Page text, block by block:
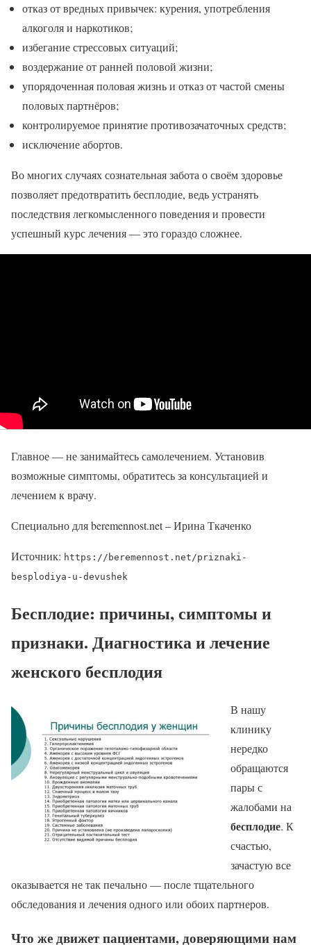
отказ от вредных привычек: курения, употребления
алкоголя и наркотиков;
избегание стрессовых ситуаций;
воздержание от ранней половой жизни;
упорядоченная половая жизнь и отказ от частой смены
половых партнёров;
контролируемое принятие противозачаточных средств;
исключение абортов.
Во многих случаях сознательная забота о своём здоровье
позволяет предотвратить бесплодие, ведь устранять
последствия легкомысленного поведения и провести
успешный курс лечения — это гораздо сложнее.
Главное — не занимайтесь самолечением. Установив
возможные симптомы, обратитесь за консультацией и
лечением к врачу.
Специально для beremennost.net – Ирина Ткаченко
Источник: https://beremennost.net/priznaki-
besplodiya-u-devushek
Бесплодие: причины, симптомы и
признаки. Диагностика и лечение
женского бесплодия
В нашу
клинику
нередко
обращаются
пары с
жалобами на
бесплодие. К
счастью,
зачастую все
оказывается не так печально — после тщательного
обследования и лечения одного или обоих партнеров.
Что же движет пациентами, доверяющими нам